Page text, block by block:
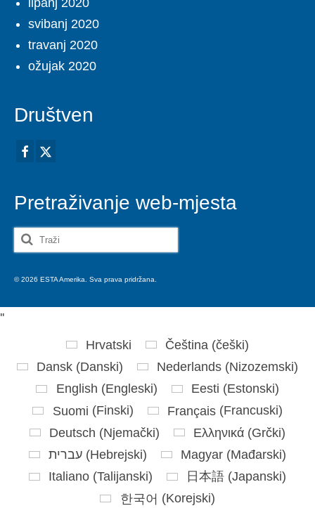
lipanj 2020
svibanj 2020
travanj 2020
ožujak 2020
Društven
Pretraživanje web-mjesta
Search
for:
© 2026 ESTA Amerika. Sva prava pridržana.
''
Hrvatski
Čeština (češki)
Dansk (Danski) Nederlands (Nizozemski)
English (Engleski) Eesti (Estonski)
Suomi (Finski) Français(Francuski)
Deutsch (Njemački) Ελληνικά (Grčki)
עברית (Hebrejski) Magyar (Mađarski)
Italiano (Talijanski) 日本語 (Japanski)
한국어 (Korejski)